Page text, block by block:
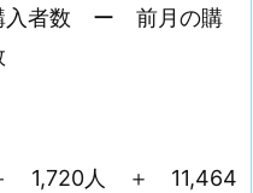
入者数 ー 前月の購
1,720人 ＋ 11,464